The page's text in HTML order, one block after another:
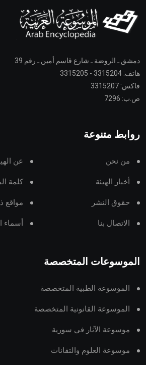
دمشق ـ الروضة ـ شارع قاسم أمين ـ رقم 39
هاتف: 3315204 - 3315205
فاكس: 3315207
ص.ب: 7296
روابط متنوعة
من نحن عن
أخبار الهيئة كلمة
حقوق النشر مواقع
الاتصال بنا أسماء
الموسوعات المتخصصة
الموسوعة الطبية المتخصصة
الموسوعة القانونية المتخصصة
موسوعة الآثار في سورية
موسوعة العلوم والتقانات